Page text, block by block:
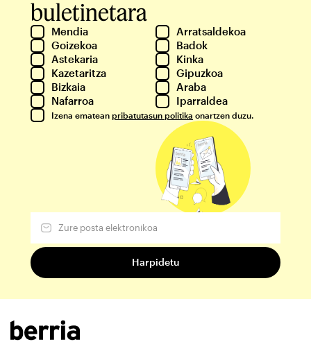
buletinetara
Mendia
Arratsaldekoa
Goizekoa
Badok
Astekaria
Kinka
Kazetaritza
Gipuzkoa
Bizkaia
Araba
Nafarroa
Iparraldea
Izena ematean pribatutasun politika onartzen duzu.